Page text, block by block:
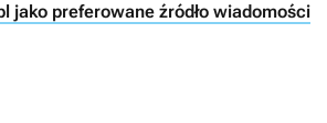
jako preferowane źródło wiadomości